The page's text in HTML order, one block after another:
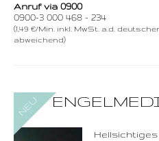
Anruf via 0900
0900-3 000 468 - 234
(1,49 €/Min. inkl. MwSt. a.d.
abweichend)
Hellsichtiges
0900-3 000 468 - 238
1,49 €/Min. inkl. MwSt.
Wählen Sie diese
Rufnummer inklusive